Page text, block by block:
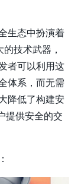
生态中扮演着
技术武器，
者可以利用这
体系，而无需
降低了构建安
提供安全的交